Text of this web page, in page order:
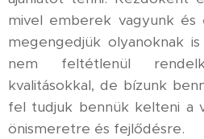
mivel emberek vagyunk
megengedjük olyanoknak
nem feltétlenül
kvalitásokkal, de bízunk
fel tudjuk bennük kelteni a
önismeretre és fejlődésre.